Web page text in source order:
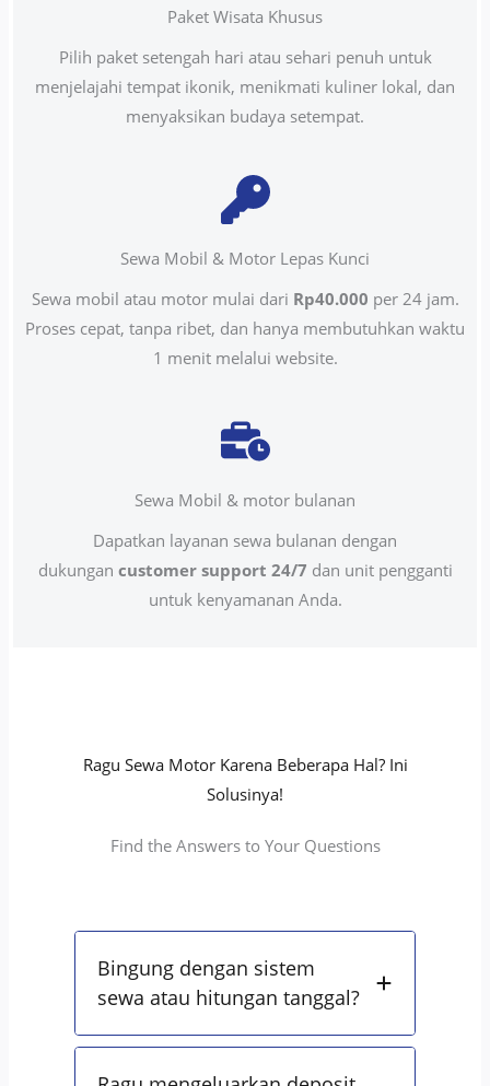
Paket Wisata Khusus
Pilih paket setengah hari atau sehari penuh untuk
menjelajahi tempat ikonik, menikmati kuliner lokal, dan
menyaksikan budaya setempat.
Sewa Mobil & Motor Lepas Kunci
Sewa mobil atau motor mulai dari Rp40.000 per 24 jam.
Proses cepat, tanpa ribet, dan hanya membutuhkan waktu
1 menit melalui website.
Sewa Mobil & motor bulanan
Dapatkan layanan sewa bulanan dengan
dukungan customer support 24/7 dan unit pengganti
untuk kenyamanan Anda.
Ragu Sewa Motor Karena Beberapa Hal? Ini
Solusinya!
Find the Answers to Your Questions
Bingung dengan sistem
sewa atau hitungan tanggal?